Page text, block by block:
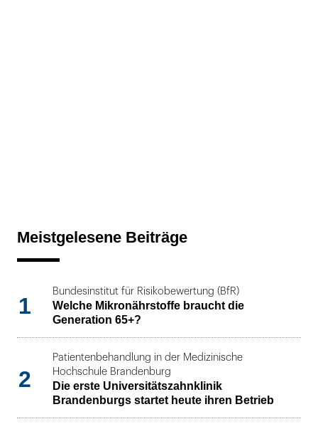
Meistgelesene Beiträge
1
Bundesinstitut für Risikobewertung (BfR)
Welche Mikronährstoffe braucht die
Generation 65+?
2
Patientenbehandlung in der Medizinische
Hochschule Brandenburg
Die erste Universitätszahnklinik
Brandenburgs startet heute ihren Betrieb